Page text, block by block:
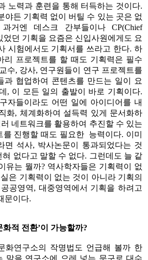
노력과 훈련을 통해 터득하는 것이다.
야든 기획력 없이 버틸 수 있는 곳은 없
거엔 데스크 간부들이나 CP(Chief
었던 기획을 요즘은 신입사원에게도 요
시험에서도 기획서를 쓰라고 한다. 하
리 프로젝트를 할 때도 기획력은 필수
수, 강사, 연구원들이 연구 프로젝트를
과 협업하여 콘텐츠를 만드는 일이 요
, 이 모든 일의 출발이 바로 기획이다.
자들이라도 어떤 일에 아이디어를 내
화, 체계화하여 설득력 있게 문서화하
네트워크를 활용하여 추진할 수 있는
를 진행할 때도 필요한 능력이다. 이미
면 석사, 박사논문이 통과되었다는 것
없다고 말할 수 없다. 그런데도 늘 같
유는 뭘까? 역사학자들은 기획력이 없
은 기획력이 없는 것이 아니라 기획의
공영역, 대중영역에서 기획을 하려고
문이다.
적 전환’이 가능할까?
화연구소의 작명법도 언급해 볼까 한
말을 연구소에 으레 넣는 문구로 대수